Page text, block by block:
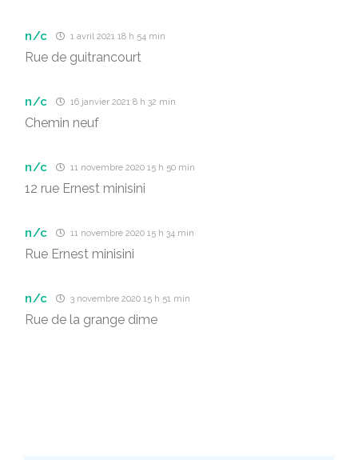
n/c 1 avril 2021 18 h 54 min
Rue de guitrancourt
n/c 16 janvier 2021 8 h 32 min
Chemin neuf
n/c 11 novembre 2020 15 h 50 min
12 rue Ernest minisini
n/c 11 novembre 2020 15 h 34 min
Rue Ernest minisini
n/c 3 novembre 2020 15 h 51 min
Rue de la grange dime